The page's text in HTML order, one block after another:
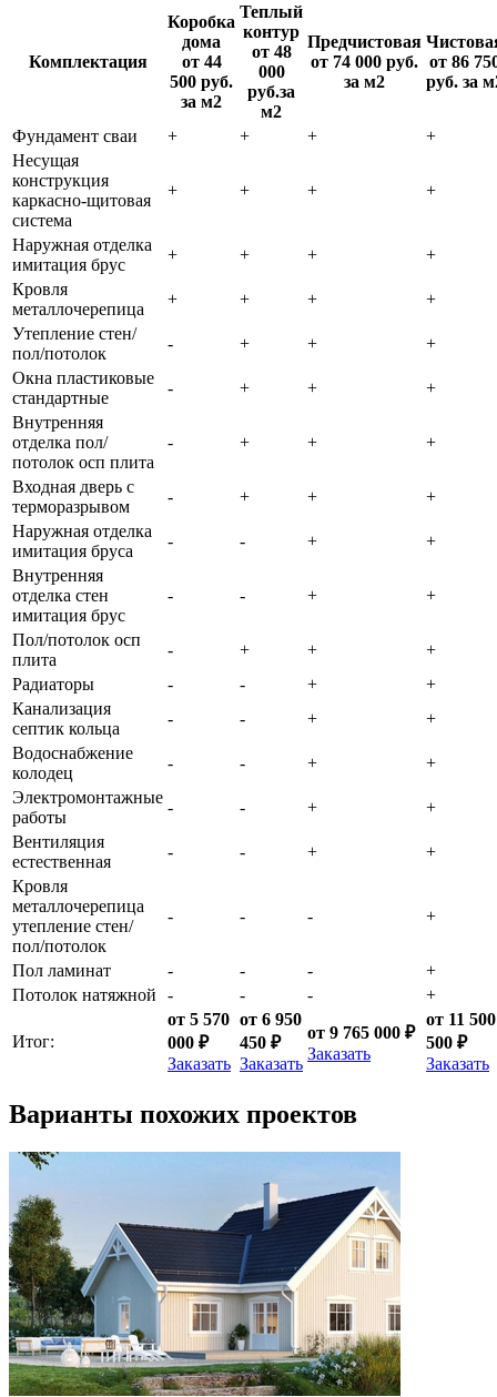
Комплектация
Коробка
дома
от 44
500 руб.
за м2
Теплый
контур
от 48
000
руб.за
м2
Предчистовая
от 74 000 руб.
за м2
от 86
руб. за
Фундамент сваи + + +
+
Несущая
конструкция
каркасно-щитовая
система
+ + + +
Наружная отделка
имитация брус
+ + +
+
Кровля
металлочерепица
+ + +
+
Утепление стен/
пол/потолок
- + +
+
Окна пластиковые
стандартные
- + +
+
Внутренняя
отделка пол/
потолок осп плита
- + + +
Входная дверь с
терморазрывом
- + +
+
Наружная отделка
имитация бруса
- - +
+
Внутренняя
отделка стен
имитация брус
- - + +
Пол/потолок осп
плита
- + +
+
Радиаторы
- - +
+
Канализация
септик кольца
- - +
+
Водоснабжение
колодец
- - +
+
Электромонтажные
работы
- - +
+
Вентиляция
естественная
- - +
+
Кровля
металлочерепица
утепление стен/
пол/потолок
- - - +
Пол ламинат - - -
+
Потолок натяжной
- - - +
Итог:
от 5 570
000 ₽
Заказать
от 6 950
450 ₽
Заказать
от 9 765 000 ₽
Заказать
от 11 500
500 ₽
Заказать
Варианты похожих проектов